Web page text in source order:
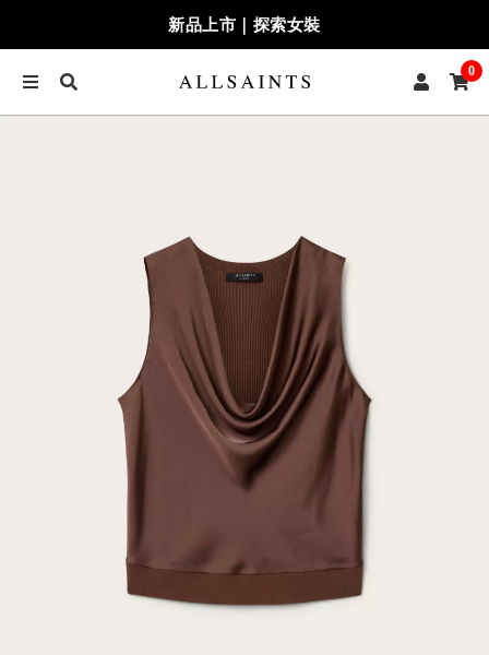
新品上市｜探索女裝
0